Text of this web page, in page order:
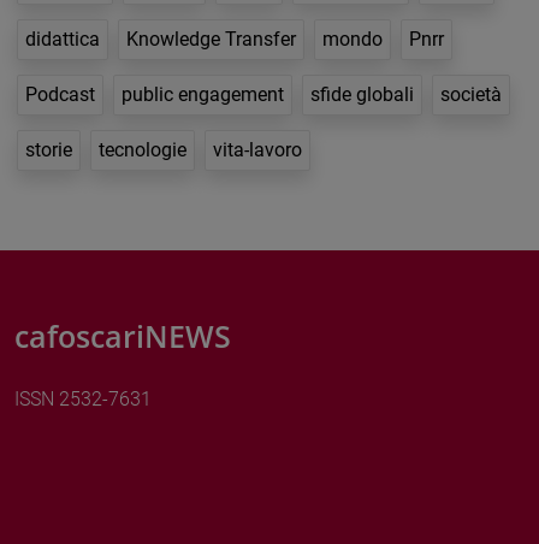
didattica Knowledge Transfer mondo Pnrr
Podcast public engagement sfide globali società
storie tecnologie vita-lavoro
cafoscariNEWS
ISSN 2532-7631